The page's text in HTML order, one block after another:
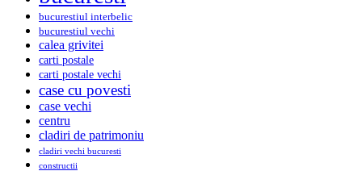
bucurestiul interbelic
bucurestiul vechi
calea grivitei
carti postale
carti postale vechi
case cu povesti
case vechi
centru
cladiri de patrimoniu
cladiri vechi bucuresti
constructii